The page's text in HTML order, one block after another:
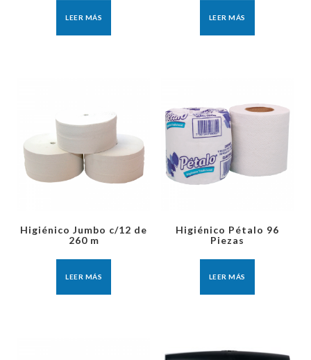
LEER MÁS LEER MÁS
Higiénico Jumbo c/12 de
260 m
LEER MÁS
Higiénico Pétalo 96
Piezas
LEER MÁS